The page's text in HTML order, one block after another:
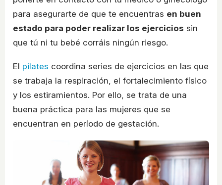
para asegurarte de que te encuentras en buen
estado para poder realizar los ejercicios sin
que tú ni tu bebé corráis ningún riesgo.
El pilates coordina series de ejercicios en las que
se trabaja la respiración, el fortalecimiento físico
y los estiramientos. Por ello, se trata de una
buena práctica para las mujeres que se
encuentran en período de gestación.